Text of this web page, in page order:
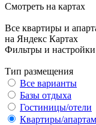
Смотреть на картах
Все квартиры и
на Яндекс Картах
Фильтры и настройки
Тип размещения
Все варианты
Базы отдыха
Гостиницы/отели
Квартиры/